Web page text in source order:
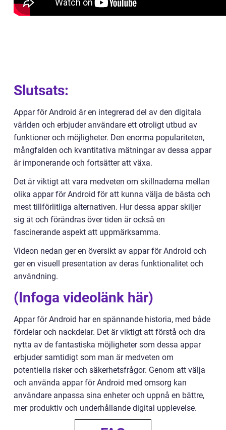
Slutsats:
Appar för Android är en integrerad del av den digitala
världen och erbjuder användare ett otroligt utbud av
funktioner och möjligheter. Den enorma populariteten,
mångfalden och kvantitativa mätningar av dessa appar
är imponerande och fortsätter att växa.
Det är viktigt att vara medveten om skillnaderna mellan
olika appar för Android för att kunna välja de bästa och
mest tillförlitliga alternativen. Hur dessa appar skiljer
sig åt och förändras över tiden är också en
fascinerande aspekt att uppmärksamma.
Videon nedan ger en översikt av appar för Android och
ger en visuell presentation av deras funktionalitet och
användning.
(Infoga videolänk här)
Appar för Android har en spännande historia, med både
fördelar och nackdelar. Det är viktigt att förstå och dra
nytta av de fantastiska möjligheter som dessa appar
erbjuder samtidigt som man är medveten om
potentiella risker och säkerhetsfrågor. Genom att välja
och använda appar för Android med omsorg kan
användare anpassa sina enheter och uppnå en bättre,
mer produktiv och underhållande digital upplevelse.